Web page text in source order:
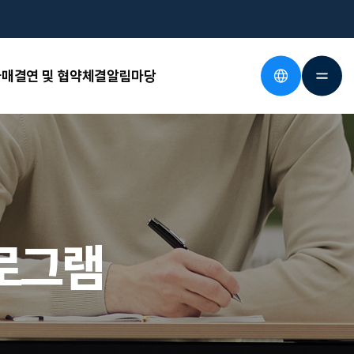
결연 및 협약체결알림마당
그램